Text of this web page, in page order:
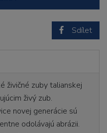
Sdílet
živičné zuby talianskej
živý zub.
novej generácie sú
odolávajú abrázii.